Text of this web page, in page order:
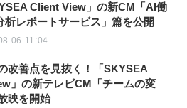
Client View」の新CM「AI働
析レポートサービス」篇を公開
11:04
改善点を見抜く！「SKYSEA
」の新テレビCM「チームの変
映を開始